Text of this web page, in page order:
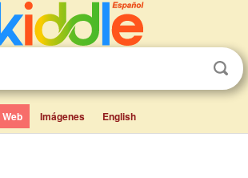
Web Imágenes English